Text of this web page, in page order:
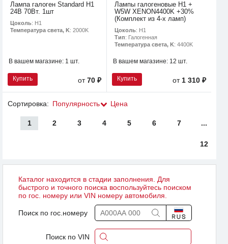
Лампа галоген Standard H1
24В 70Вт. 1шт
Цоколь: H1
Температура света, K: 2000K
В вашем магазине: 1 шт.
Купить от70 ₽
Лампы галогеновые H1 +
W5W XENON4400K +30%
(Комплект из 4-х ламп)
Цоколь: H1
Тип: Галогенная
Температура света, K: 4400K
В вашем магазине: 12 шт.
Купить от 1 310 ₽
Сортировка: Популярность Цена
1 2 3 4 5 6 7 ...
12
Каталог находится в стадии заполнения. Для
быстрого и точного поиска воспользуйтесь поиском
по гос. номеру или VIN номеру автомобиля.
Поиск по гос.номеру
Поиск по VIN